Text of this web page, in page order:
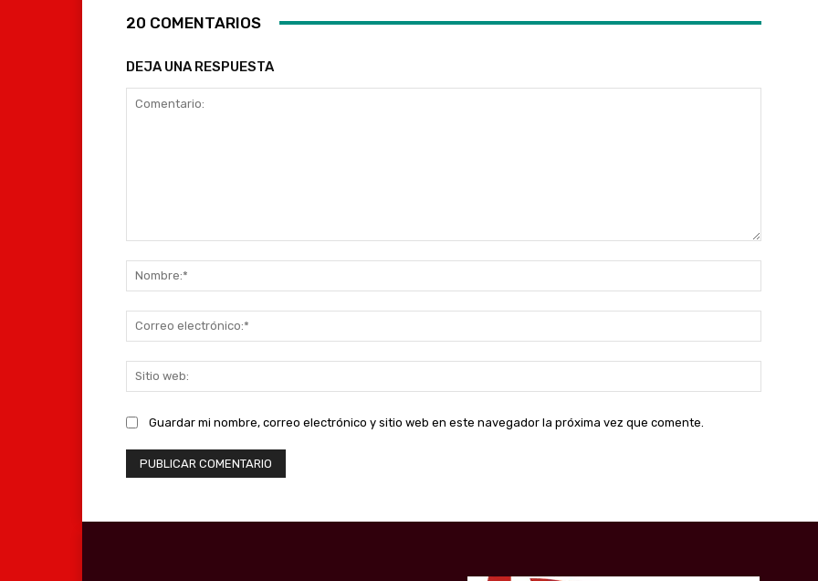
20 COMENTARIOS
DEJA UNA RESPUESTA
web:
Guardar mi nombre, correo electrónico y sitio web en este navegador la próxima vez que comente.